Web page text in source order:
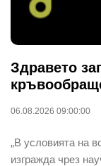
Здравето
06.08.2026 09:00:00
„В условията на
изгражда чрез